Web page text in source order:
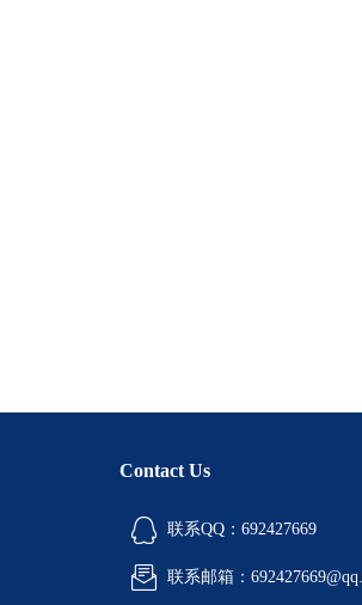
Contact Us
联系QQ：692427669
联系邮箱：